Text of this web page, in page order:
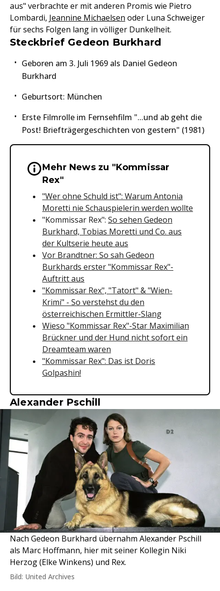
aus" verbrachte er mit anderen Promis wie Pietro
Lombardi, Jeannine Michaelsen oder Luna Schweiger
für sechs Folgen lang in völliger Dunkelheit.
Steckbrief Gedeon Burkhard
Geboren am 3. Juli 1969 als Daniel Gedeon
Burkhard
Geburtsort: München
Erste Filmrolle im Fernsehfilm "...und ab geht die
Post! Briefträgergeschichten von gestern" (1981)
Wichtige Hinweise &
Mehr News zu "Kommissar
Rex"
"Wer ohne Schuld ist": Warum Antonia
Moretti nie Schauspielerin werden wollte
"Kommissar Rex": So sehen Gedeon
Burkhard, Tobias Moretti und Co. aus
der Kultserie heute aus
Vor Brandtner: So sah Gedeon
Burkhards erster "Kommissar Rex"-
Auftritt aus
"Kommissar Rex", "Tatort" & "Wien-
Krimi" - So verstehst du den
österreichischen Ermittler-Slang
Wieso "Kommissar Rex"-Star Maximilian
Brückner und der Hund nicht sofort ein
Dreamteam waren
"Kommissar Rex": Das ist Doris
Golpashin!
Alexander Pschill
Nach Gedeon Burkhard übernahm Alexander Pschill
als Marc Hoffmann, hier mit seiner Kollegin Niki
Herzog (Elke Winkens) und Rex.
Bild: United Archives